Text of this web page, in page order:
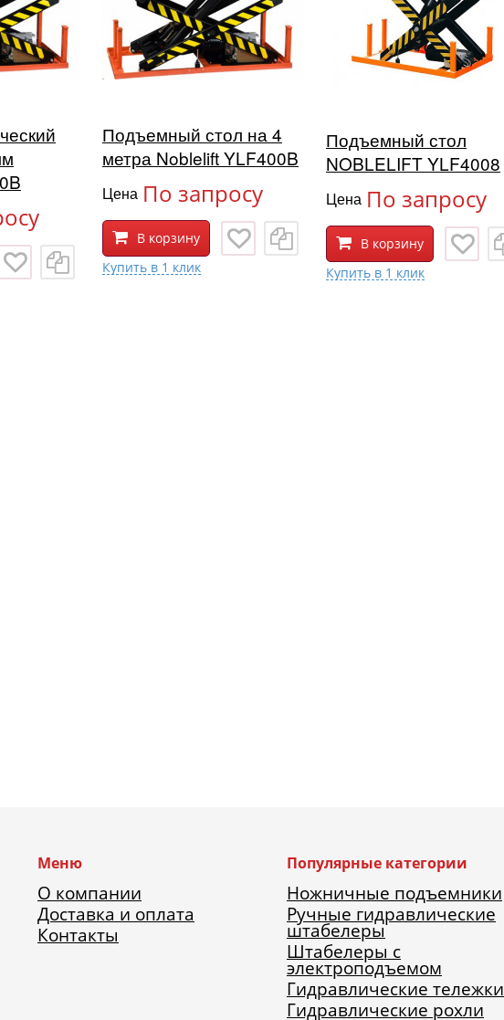
Подъемный стол на 4
метра Noblelift YLF400B
Цена По запросу
В корзину
Подъемный стол
NOBLELIFT YLF4008
Цена По запросу
В корзину
Меню
О компании
Доставка и оплата
Контакты
Популярные категории
Ножничные подъемники
Ручные гидравлические
штабелеры
Штабелеры с
электроподъемом
Гидравлические тележки
Гидравлические рохли